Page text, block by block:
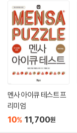
멘사 아이큐 테스트 프
리미엄
10% 11,700원